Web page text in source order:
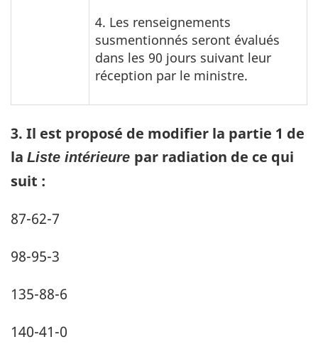
4. Les renseignements
susmentionnés seront évalués
dans les 90 jours suivant leur
réception par le ministre.
3. Il est proposé de modifier la partie 1 de
la Liste intérieure par radiation de ce qui
suit :
87-62-7
98-95-3
135-88-6
140-41-0